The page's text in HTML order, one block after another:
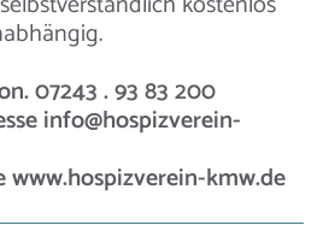
07243 . 93 83 200
info@hospizverein-
www.hospizverein-kmw.de